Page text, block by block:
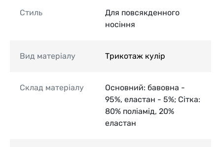
Стиль
Для повсякденного
носіння
Вид матеріалу Трикотаж кулір
Склад матеріалу
Основний: бавовна -
95%, еластан - 5%; Сітка:
80% поліамід, 20%
еластан